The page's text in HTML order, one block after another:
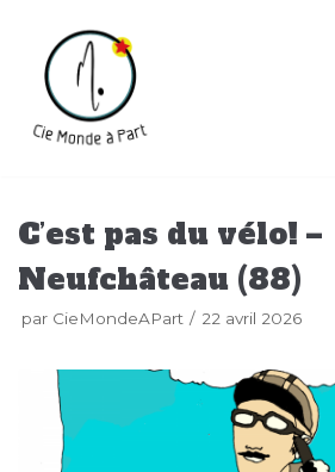
au
contenu
C’est pas du vélo! –
Neufchâteau (88)
par CieMondeAPart 22 avril 2026